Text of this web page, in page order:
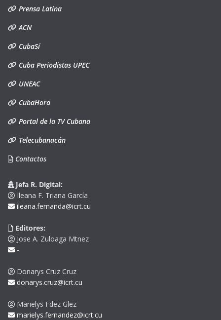
Prensa Latina
ACN
CubaSí
Cuba Periodistas UPEC
UNEAC
CubaHora
Portal de la TV Cubana
Telecubanacán
Contactos
Jefa R. Digital:
Ileana F. Triana García
ileana.fernanda@icrt.cu
Editores:
Jose A. Zuloaga Mtnez
-
Donarys Cruz Cruz
donarys.cruz@icrt.cu
Marielys Fdez Glez
marielys.fernandez@icrt.cu